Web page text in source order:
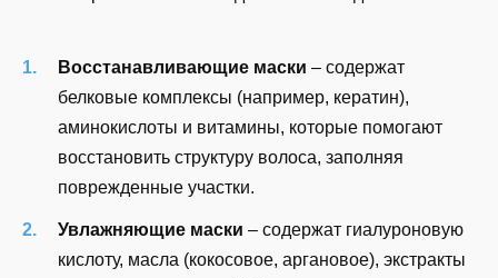
Восстанавливающие маски – содержат
белковые комплексы (например, кератин),
аминокислоты и витамины, которые помогают
восстановить структуру волоса, заполняя
поврежденные участки.
Увлажняющие маски – содержат гиалуроновую
кислоту, масла (кокосовое, аргановое), экстракты